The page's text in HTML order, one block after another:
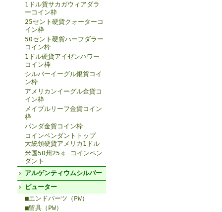
1ドル貨サカガウィアダラ
ーコイン枠
25セント硬貨クォーターコ
イン枠
50セント硬貨ハーフダラー
コイン枠
1ドル硬貨アイゼンハワー
コイン枠
シルバーイーグル銀貨コイ
ン枠
アメリカンイーグル金貨コ
イン枠
メイプルリーフ金貨コイン
枠
パンダ金貨コイン枠
コインペンダントトップ
大統領硬貨アメリカ1ドル
米国50州25￠ コインペン
ダント
アルゲンティウムシルバー
ピューター
■エンドパーツ（PW）
■留具（PW）